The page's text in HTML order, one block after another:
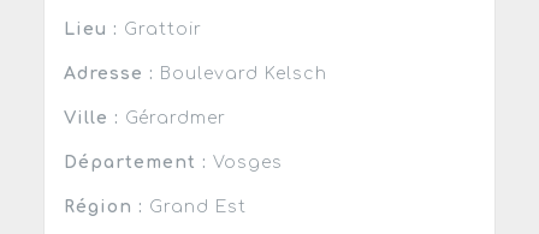
Lieu : Grattoir
Adresse : Boulevard Kelsch
Ville : Gérardmer
Département : Vosges
Région : Grand Est